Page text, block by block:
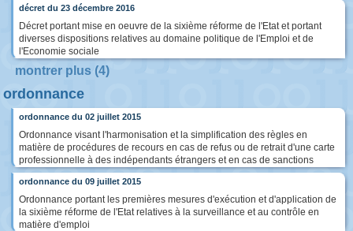
décret du 23 décembre 2016
Décret portant mise en oeuvre de la sixième réforme de l'Etat et portant
diverses dispositions relatives au domaine politique de l'Emploi et de
l'Economie sociale
montrer plus (4)
ordonnance
ordonnance du 02 juillet 2015
Ordonnance visant l'harmonisation et la simplification des règles en
matière de procédures de recours en cas de refus ou de retrait d'une carte
professionnelle à des indépendants étrangers et en cas de sanctions
ordonnance du 09 juillet 2015
Ordonnance portant les premières mesures d'exécution et d'application de
la sixième réforme de l'Etat relatives à la surveillance et au contrôle en
matière d'emploi